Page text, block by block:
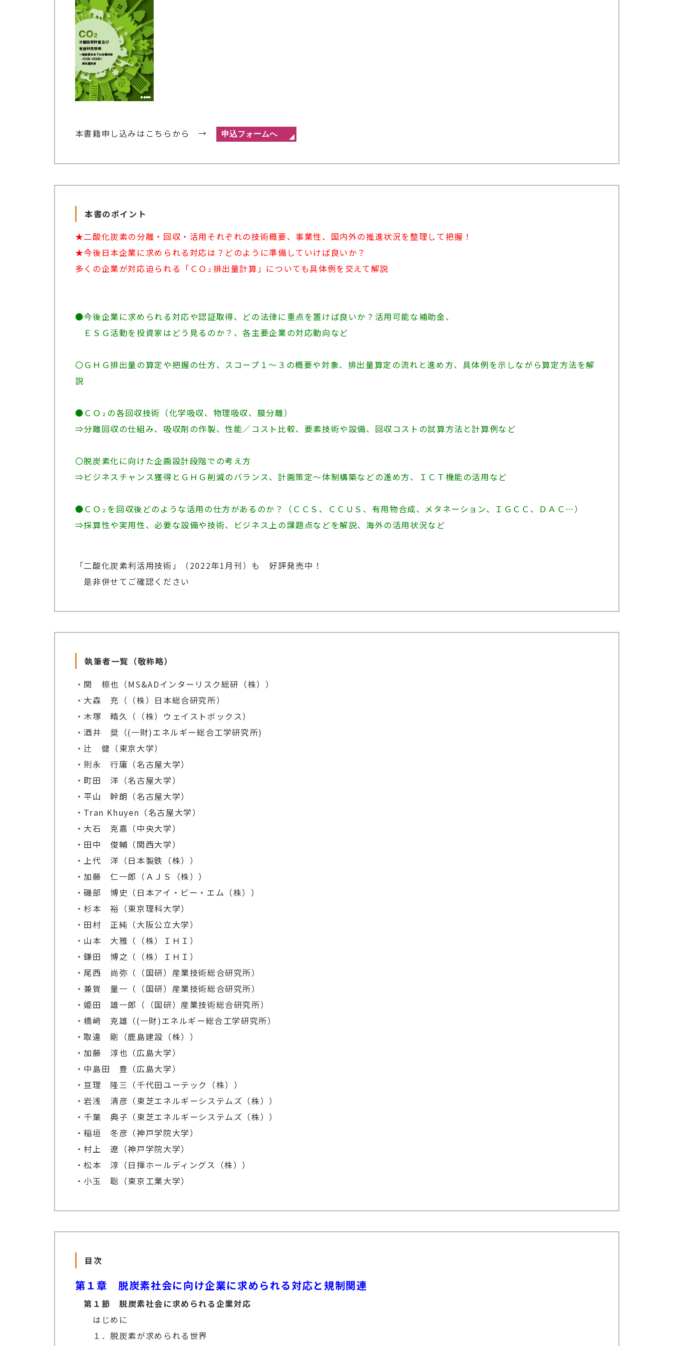
本書籍申し込みはこちらから →
本書のポイント
★二酸化炭素の分離・回収・活用それぞれの技術概要、事業性、国内外の推進状況を整理して把握！
★今後日本企業に求められる対応は？どのように準備していけば良いか？
多くの企業が対応迫られる「ＣＯ ２ 排出量計算」についても具体例を交えて解説
●今後企業に求められる対応や認証取得、どの法律に重点を置けば良いか？活用可能な補助金、
ＥＳＧ活動を投資家はどう見るのか？、各主要企業の対応動向など
〇ＧＨＧ排出量の算定や把握の仕方、スコープ１～３の概要や対象、排出量算定の流れと進め方、具体例を示しながら算定方法を解
説
●ＣＯ ２ の各回収技術（化学吸収、物理吸収、膜分離）
⇒分離回収の仕組み、吸収剤の作製、性能／コスト比較、要素技術や設備、回収コストの試算方法と計算例など
〇脱炭素化に向けた企画設計段階での考え方
⇒ビジネスチャンス獲得とＧＨＧ削減のバランス、計画策定～体制構築などの進め方、ＩＣＴ機能の活用など
●ＣＯ ２ を回収後どのような活用の仕方があるのか？（ＣＣＳ、ＣＣＵＳ、有用物合成、メタネーション、ＩＧＣＣ、ＤＡＣ…）
⇒採算性や実用性、必要な設備や技術、ビジネス上の課題点などを解説、海外の活用状況など
「二酸化炭素利活用技術 」（2022年1月刊）も 好評発売中！
是非併せてご確認ください
執筆者一覧（敬称略）
・関 椋也（MS&ADインターリスク総研（株））
・大森 充（（株）日本総合研究所）
・木塚 晴久（（株）ウェイストボックス）
・酒井 奨（(一財)エネルギー総合工学研究所)
・辻 健（東京大学）
・則永 行庸（名古屋大学）
・町田 洋（名古屋大学）
・平山 幹朗（名古屋大学）
・Tran Khuyen（名古屋大学）
・大石 克嘉（中央大学）
・田中 俊輔（関西大学）
・上代 洋（日本製鉄（株））
・加藤 仁一郎（ＡＪＳ（株））
・磯部 博史（日本アイ・ビー・エム（株））
・杉本 裕（東京理科大学）
・田村 正純（大阪公立大学）
・山本 大雅（（株）ＩＨＩ）
・鎌田 博之（（株）ＩＨＩ）
・尾西 尚弥（（国研）産業技術総合研究所）
・兼賀 量一（（国研）産業技術総合研究所）
・姫田 雄一郎（（国研）産業技術総合研究所）
・橋﨑 克雄（(一財)エネルギー総合工学研究所）
・取違 剛（鹿島建設（株））
・加藤 淳也（広島大学）
・中島田 豊（広島大学）
・亘理 隆三（千代田ユーテック（株））
・岩浅 清彦（東芝エネルギーシステムズ（株））
・千葉 典子（東芝エネルギーシステムズ（株））
・稲垣 冬彦（神戸学院大学）
・村上 遼（神戸学院大学）
・松本 淳（日揮ホールディングス（株））
・小玉 聡（東京工業大学）
目次
第１章 脱炭素社会に向け企業に求められる対応と規制関連
第１節 脱炭素社会に求められる企業対応
はじめに
１．脱炭素が求められる世界